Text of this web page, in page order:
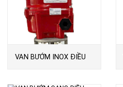
VAN BƯỚM INOX ĐIỀU